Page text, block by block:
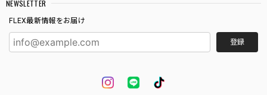
NEWSLETTER
FLEX最新情報をお届け
登録